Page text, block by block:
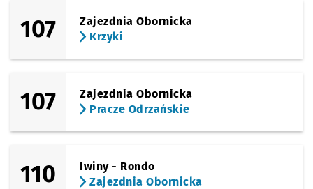
107
Zajezdnia Obornicka
Krzyki
107
Zajezdnia Obornicka
Pracze Odrzańskie
110
Iwiny - Rondo
Zajezdnia Obornicka